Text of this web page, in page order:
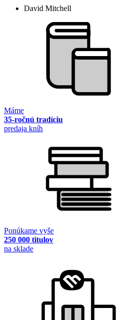
David Mitchell
Máme
35-ročnú tradíciu
predaja kníh
Ponúkame vyše
250 000 titulov
na sklade